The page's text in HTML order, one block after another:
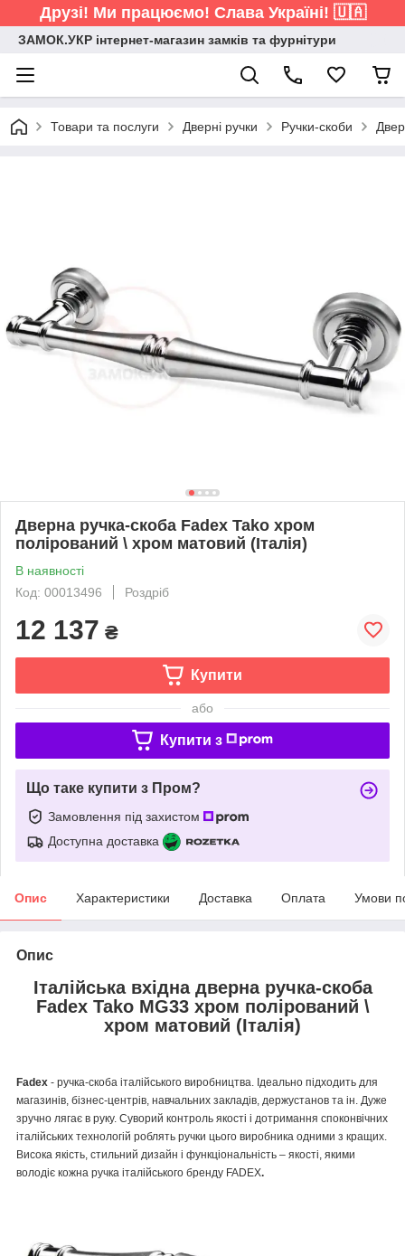
Друзі! Ми працюємо! Слава Україні! 🇺🇦
ЗАМОК.УКР інтернет-магазин замків та фурнітури
Товари та послуги Дверні ручки Ручки-скоби
Дверна ручка-скоба Fadex Tako хром
полірований \ хром матовий (Італія)
В наявності
Код: 00013496
Роздріб
12 137 ₴
Купити
або
Купити з
Що таке купити з Пром?
Замовлення під захистом
Доступна доставка
Опис Характеристики Доставка Оплата Умови
Опис
Італійська вхідна дверна ручка-скоба
Fadex Tako MG33 хром полірований \
хром матовий (Італія)
Fadex - ручка-скоба італійського виробництва. Ідеально підходить для
магазинів, бізнес-центрів, навчальних закладів, держустанов та ін. Дуже
зручно лягає в руку. Суворий контроль якості і дотримання споконвічних
італійських технологій роблять ручки цього виробника одними з кращих.
Висока якість, стильний дизайн і функціональність – якості, якими
володіє кожна ручка італійського бренду FADEX.